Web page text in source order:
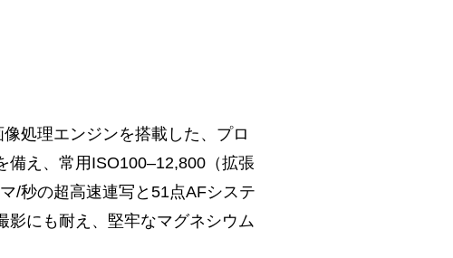
処理エンジンを搭載した、プロ
備え、常用ISO100–12,800（拡張
/秒の超高速連写と51点AFシステ
影にも耐え、堅牢なマグネシウム